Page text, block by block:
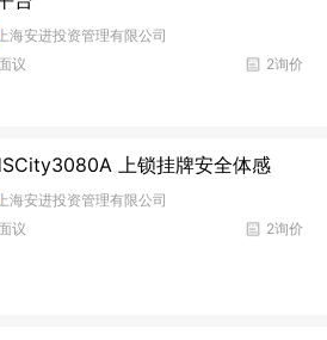
上海安进投资管理有限公司
2询价
议
上锁挂牌安全体感
上海安进投资管理有限公司
2询价
议